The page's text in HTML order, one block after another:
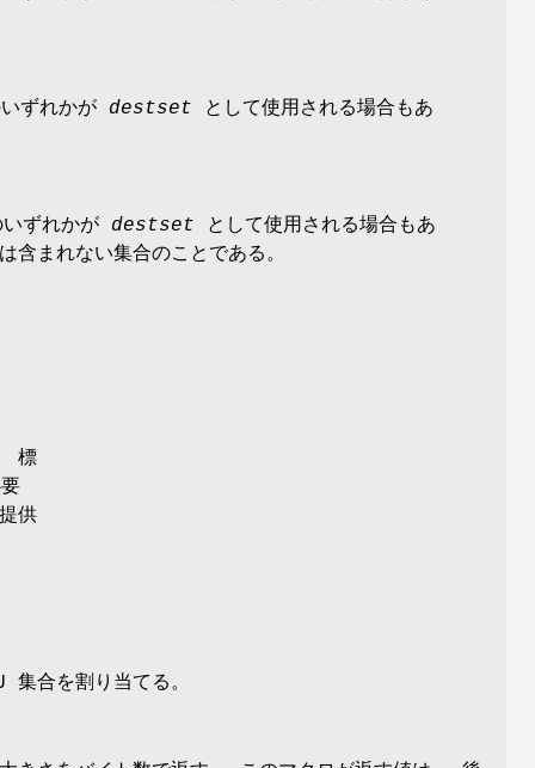
ずれかが destset として使用される場合もあ
ずれかが destset として使用される場合もあ
含まれない集合のことである。
標
供
合を割り当てる。